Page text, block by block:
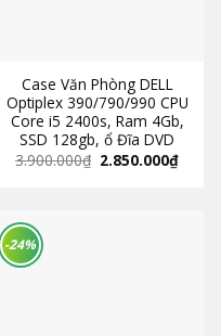
Case Văn Phòng DELL
Optiplex 390/790/990 CPU
Core i5 2400s, Ram 4Gb,
SSD 128gb, ổ Đĩa DVD
3.900.000₫ 2.850.000₫
-24%